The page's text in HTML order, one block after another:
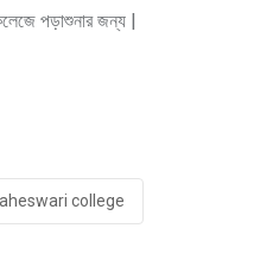
পড়াশুনার জন্য |
college